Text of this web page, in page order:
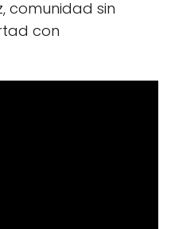
comunidad sin
con